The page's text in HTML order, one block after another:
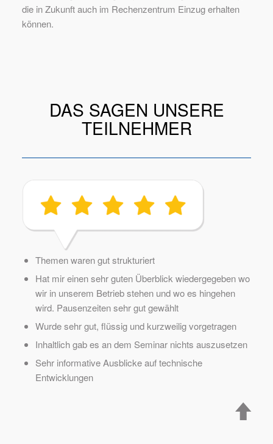
die in Zukunft auch im Rechenzentrum Einzug erhalten
können.
DAS SAGEN UNSERE
TEILNEHMER
Themen waren gut strukturiert
Hat mir einen sehr guten Überblick wiedergegeben wo
wir in unserem Betrieb stehen und wo es hingehen
wird. Pausenzeiten sehr gut gewählt
Wurde sehr gut, flüssig und kurzweilig vorgetragen
Inhaltlich gab es an dem Seminar nichts auszusetzen
Sehr informative Ausblicke auf technische
Entwicklungen